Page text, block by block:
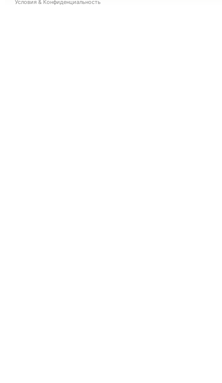
Условия & Конфиденциальность